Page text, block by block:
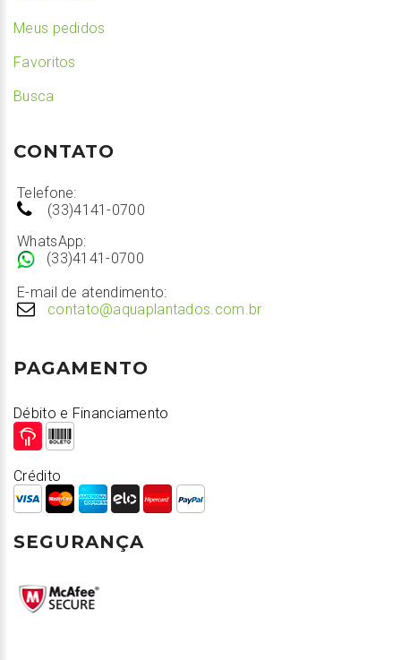
Meus pedidos
Favoritos
Busca
CONTATO
Telefone:
(33)4141-0700
WhatsApp:
(33)4141-0700
E-mail de atendimento:
contato@aquaplantados.com.br
PAGAMENTO
Débito e Financiamento
Crédito
SEGURANÇA